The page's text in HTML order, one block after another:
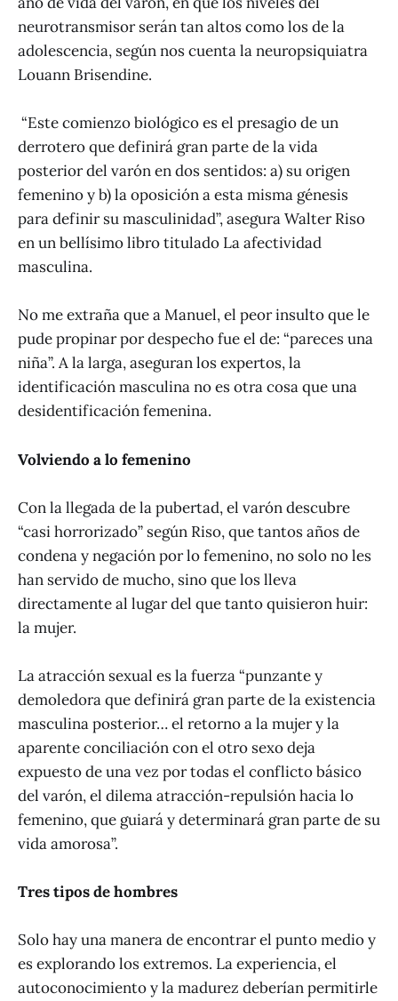
neurotransmisor serán tan altos como los de la
adolescencia, según nos cuenta la neuropsiquiatra
Louann Brisendine.
“Este comienzo biológico es el presagio de un
derrotero que definirá gran parte de la vida
posterior del varón en dos sentidos: a) su origen
femenino y b) la oposición a esta misma génesis
para definir su masculinidad”, asegura Walter Riso
en un bellísimo libro titulado La afectividad
masculina.
No me extraña que a Manuel, el peor insulto que le
pude propinar por despecho fue el de: “pareces una
niña”. A la larga, aseguran los expertos, la
identificación masculina no es otra cosa que una
desidentificación femenina.
Volviendo a lo femenino
Con la llegada de la pubertad, el varón descubre
“casi horrorizado” según Riso, que tantos años de
condena y negación por lo femenino, no solo no les
han servido de mucho, sino que los lleva
directamente al lugar del que tanto quisieron huir:
la mujer.
La atracción sexual es la fuerza “punzante y
demoledora que definirá gran parte de la existencia
masculina posterior… el retorno a la mujer y la
aparente conciliación con el otro sexo deja
expuesto de una vez por todas el conflicto básico
del varón, el dilema atracción-repulsión hacia lo
femenino, que guiará y determinará gran parte de su
vida amorosa”.
Tres tipos de hombres
Solo hay una manera de encontrar el punto medio y
es explorando los extremos. La experiencia, el
autoconocimiento y la madurez deberían permitirle